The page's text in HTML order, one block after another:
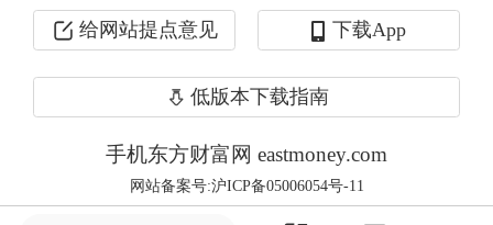
“需要注意的是，赎回效率提升改善的
是服务体验而非产品收益，在当前竞争
激烈的市场环境下，银行理财子公司若
想突围，更需在资产获取能力、产品策
略创新和投研体系建设上深耕细
给网站提点意见 下载App
低版本下载指南
手机东方财富网 eastmoney.com
网站备案号:沪ICP备05006054号-11